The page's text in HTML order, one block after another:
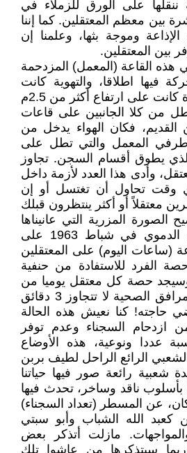
ننقلها على الورق للزملاء في
بين معظم المعتقلين. كما إننا
وموجة بثها، وعلمنا إن
بين المعتقلين.
القاعة (المعمل) المزدحمة
فيها اطلاقا، والتهوية كانت
رديئة، فالشبابيك الوحيدة كانت على ارتفاع أكثر من 2.5م
من كلا الجانبين على قاعات
القديم، فكان الهواء يدخل من
طرفي المعمل والتي تطل على
يطوق أقسام السجن. تجاوز
وأدى هذا العدد لأزمة داخل
وقت تحاول أن تغتسل أو إن
معتقلاً أو أكثر ينتظرون قبلك
المزرية التي عانيناها
في ظل الحكم البعثي الدموي في شباط 1963 على
أن يوزع 24 ساعة (ساعات اليوم) على المعتقلين
ليرى حصة الفرد للاستفادة من حنفية
حصة كل معتقل يوميا من
الوقت للاستفادة من المرافق الصحية لا تتجاوز 3 دقائق
حاجته! كنا نعيش هذه الحالة
ازدحام السجناء وعدم توفر
عددا ونوعية، هذه الأوضاع
الرائع الراحل لطيف بربن
شعبية رائعة صور فيها حياتنا
بأسلوب ناقد وساخر، تحدث فيها
عن المسطر (تعداد السجناء)
الله الشباب وأبو سبتي
والمواجهات. مازلت أتذكر بعض
سيتذكرها من عاشوا تلك